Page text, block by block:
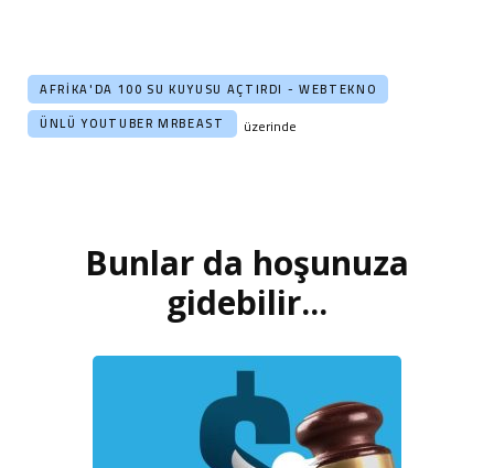
AFRIKA'DA 100 SU KUYUSU AÇTIRDI - WEBTEKNO
ÜNLÜ YOUTUBER MRBEAST
üzerinde
Bunlar da hoşunuza
gidebilir...